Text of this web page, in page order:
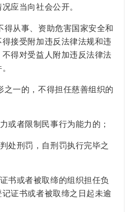
应当向社会公开。
得从事、资助危害国家安全和
接受附加违反法律法规和违
得对受益人附加违反法律法
之一的，不得担任慈善组织的
或者限制民事行为能力的；
处刑罚，自刑罚执行完毕之
书或者被取缔的组织担任负
证书或者被取缔之日起未逾